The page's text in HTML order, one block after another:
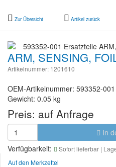
Zur Übersicht Artikel zurück
ARM, SENSING,
Artikelnummer: 1201610
OEM-Artikelnummer: 593352-001
Gewicht: 0.05 kg
Preis: auf Anfrage
In
Verfügbarkeit:
Sofort lieferbar |
Auf den Merkzettel